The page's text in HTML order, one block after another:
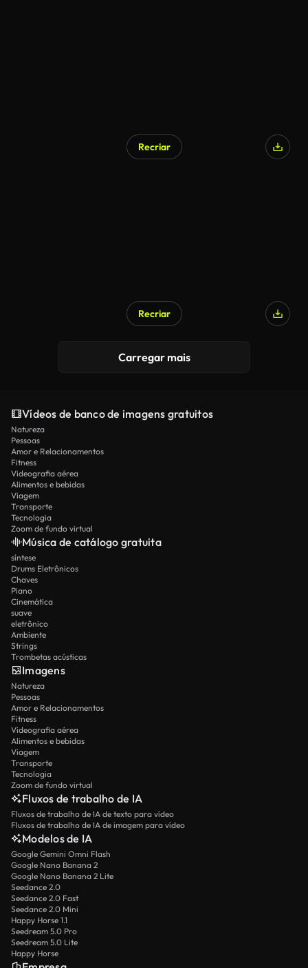
Recriar
Recriar
Carregar mais
Vídeos de banco de imagens gratuitos
Natureza
Pessoas
Amor e Relacionamentos
Fitness
Videografia aérea
Alimentos e bebidas
Viagem
Transporte
Tecnologia
Zoom de fundo virtual
Música de catálogo gratuita
síntese
Drums Eletrônicos
Chaves
Piano
Cinemática
suave
eletrônico
Ambiente
Strings
Trombetas acústicas
Imagens
Natureza
Pessoas
Amor e Relacionamentos
Fitness
Videografia aérea
Alimentos e bebidas
Viagem
Transporte
Tecnologia
Zoom de fundo virtual
Fluxos de trabalho de IA
Fluxos de trabalho de IA de texto para vídeo
Fluxos de trabalho de IA de imagem para vídeo
Modelos de IA
Google Gemini Omni Flash
Google Nano Banana 2
Google Nano Banana 2 Lite
Seedance 2.0
Seedance 2.0 Fast
Seedance 2.0 Mini
Happy Horse 1.1
Seedream 5.0 Pro
Seedream 5.0 Lite
Happy Horse